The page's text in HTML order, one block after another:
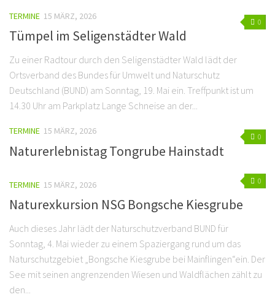
0
TERMINE 15 MÄRZ, 2026
Tümpel im Seligenstädter Wald
Zu einer Radtour durch den Seligenstädter Wald lädt der
Ortsverband des Bundes für Umwelt und Naturschutz
Deutschland (BUND) am Sonntag, 19. Mai ein. Treffpunkt ist um
14.30 Uhr am Parkplatz Lange Schneise an der...
0
TERMINE 15 MÄRZ, 2026
Naturerlebnistag Tongrube Hainstadt
0
TERMINE 15 MÄRZ, 2026
Naturexkursion NSG Bongsche Kiesgrube
Auch dieses Jahr lädt der Naturschutzverband BUND für
Sonntag, 4. Mai wieder zu einem Spaziergang rund um das
Naturschutzgebiet „Bongsche Kiesgrube bei Mainflingen“ein. Der
See mit seinen angrenzenden Wiesen und Waldflächen zählt zu
den...